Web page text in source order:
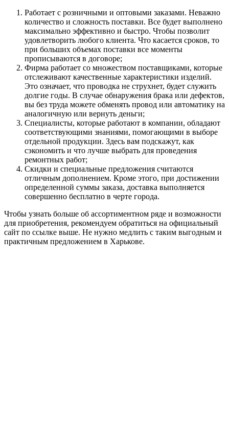
Работает с розничными и оптовыми заказами. Неважно
количество и сложность поставки. Все будет выполнено
максимально эффективно и быстро. Чтобы позволит
удовлетворить любого клиента. Что касается сроков, то
при больших объемах поставки все моменты
прописываются в договоре;
Фирма работает со множеством поставщиками, которые
отслеживают качественные характеристики изделий.
Это означает, что проводка не струхнет, будет служить
долгие годы. В случае обнаружения брака или дефектов,
вы без труда можете обменять провод или автоматику на
аналогичную или вернуть деньги;
Специалисты, которые работают в компании, обладают
соответствующими знаниями, помогающими в выборе
отдельной продукции. Здесь вам подскажут, как
сэкономить и что лучше выбрать для проведения
ремонтных работ;
Скидки и специальные предложения считаются
отличным дополнением. Кроме этого, при достижении
определенной суммы заказа, доставка выполняется
совершенно бесплатно в черте города.
Чтобы узнать больше об ассортиментном ряде и возможности
для приобретения, рекомендуем обратиться на официальный
сайт по ссылке выше. Не нужно медлить с таким выгодным и
практичным предложением в Харькове.